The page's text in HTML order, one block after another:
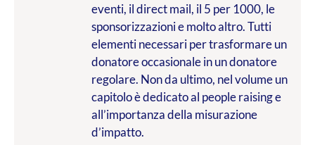
eventi, il direct mail, il 5 per 1000, le
sponsorizzazioni e molto altro. Tutti
elementi necessari per trasformare un
donatore occasionale in un donatore
regolare. Non da ultimo, nel volume un
capitolo è dedicato al people raising e
all’importanza della misurazione
d’impatto.